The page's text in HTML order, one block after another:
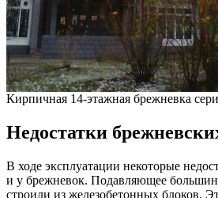
Кирпичная 14-этажная брежневка
Недостатки
В ходе эксплуатации некоторые
и у брежневок. Подавляющее
строили из железобетонных блоков.